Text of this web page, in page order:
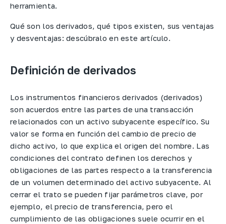
herramienta.
Qué son los derivados, qué tipos existen, sus ventajas
y desventajas: descúbralo en este artículo.
Definición de derivados
Los instrumentos financieros derivados (derivados)
son acuerdos entre las partes de una transacción
relacionados con un activo subyacente específico. Su
valor se forma en función del cambio de precio de
dicho activo, lo que explica el origen del nombre. Las
condiciones del contrato definen los derechos y
obligaciones de las partes respecto a la transferencia
de un volumen determinado del activo subyacente. Al
cerrar el trato se pueden fijar parámetros clave, por
ejemplo, el precio de transferencia, pero el
cumplimiento de las obligaciones suele ocurrir en el